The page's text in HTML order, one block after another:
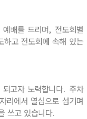
배를 드리며, 전도회별
하고 전도회에 속해 있는
고자 노력합니다. 주차
리에서 열심으로 섬기며
쓰고 있습니다.